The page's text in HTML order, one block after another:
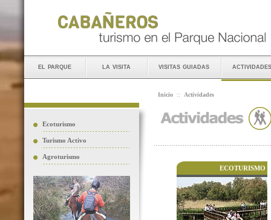
el parque la visita visitas guiadas actividades
Ecoturismo
Turismo Activo
Agroturismo
Inicio :: Actividades
ECOTURISMO